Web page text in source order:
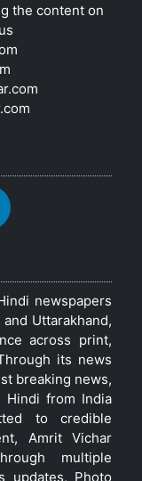
the content on
newspapers
Uttarakhand,
across print,
its news
breaking news,
Hindi from India
to credible
Amrit Vichar
multiple
updates, Photo